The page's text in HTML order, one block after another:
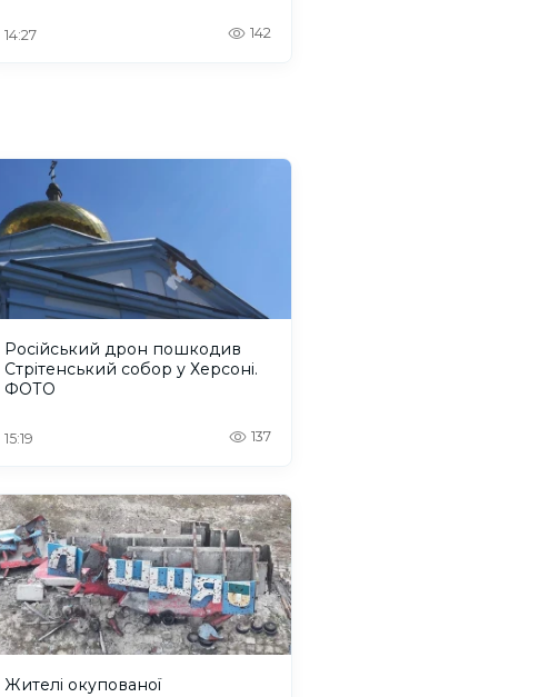
допомогу
14:27 142
Російський дрон пошкодив
Стрітенський собор у Херсоні.
ФОТО
15:19 137
Жителі окупованої